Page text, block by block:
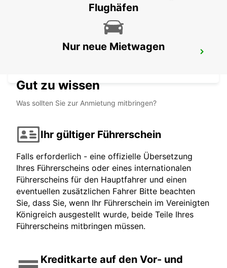
Flughäfen
Nur neue Mietwagen
Gut zu wissen
Was sollten Sie zur Anmietung mitbringen?
Ihr gültiger Führerschein
Falls erforderlich - eine offizielle Übersetzung
Ihres Führerscheins oder eines internationalen
Führerscheins für den Hauptfahrer und einen
eventuellen zusätzlichen Fahrer Bitte beachten
Sie, dass Sie, wenn Ihr Führerschein im Vereinigten
Königreich ausgestellt wurde, beide Teile Ihres
Führerscheins mitbringen müssen.
Kreditkarte auf den Vor- und